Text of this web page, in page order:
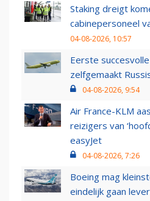
Staking dreigt
cabinepersoneel
04-08-2026, 10:57
Eerste
zelfgemaakt
04-08-2026, 9:54
Air France-KLM
reizigers van
easyJet
04-08-2026, 7:26
Boeing mag
eindelijk gaan